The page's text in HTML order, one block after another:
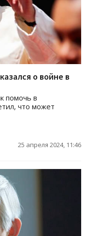
о войне в
помочь в
что может
25 апреля 2024, 11:46